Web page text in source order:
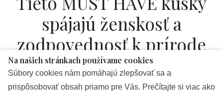
spájajú ženskosť a
zodpovednosť k prírode
od REDAKCIA
Na našich stránkach používame cookies
Súbory cookies nám pomáhajú zlepšovať sa a
prispôsobovať obsah priamo pre Vás. Prečítajte si viac ako